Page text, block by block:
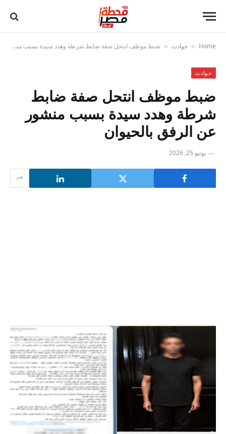
Home
» حوادث » ضبط موظف انتحل صفة ضابط شرطة وهدد سيدة بسبب منشور عن الرفق بالحيوان
حوادث
ضبط موظف انتحل صفة ضابط
شرطة وهدد سيدة بسبب منشور
عن الرفق بالحيوان
يونيو 25, 2026